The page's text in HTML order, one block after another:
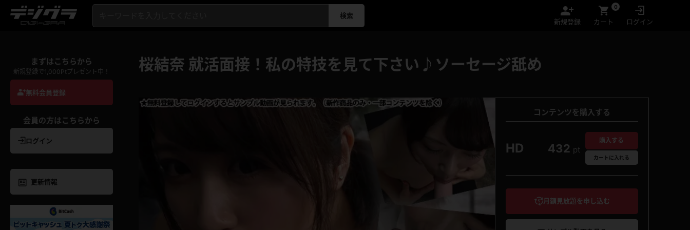
検索
新規登録 カート
0
ログイン
まずはこちらから
新規登録で1,000Ptプレゼント中！
無料会員登録
会員の方はこちらから
ログイン
更新情報
桜結奈 就活面接！私の特技を見て下さい♪ソーセージ舐め
コンテンツを購入する
HD 432 pt
購入する
カート に入れる
月額見放題を申し込む